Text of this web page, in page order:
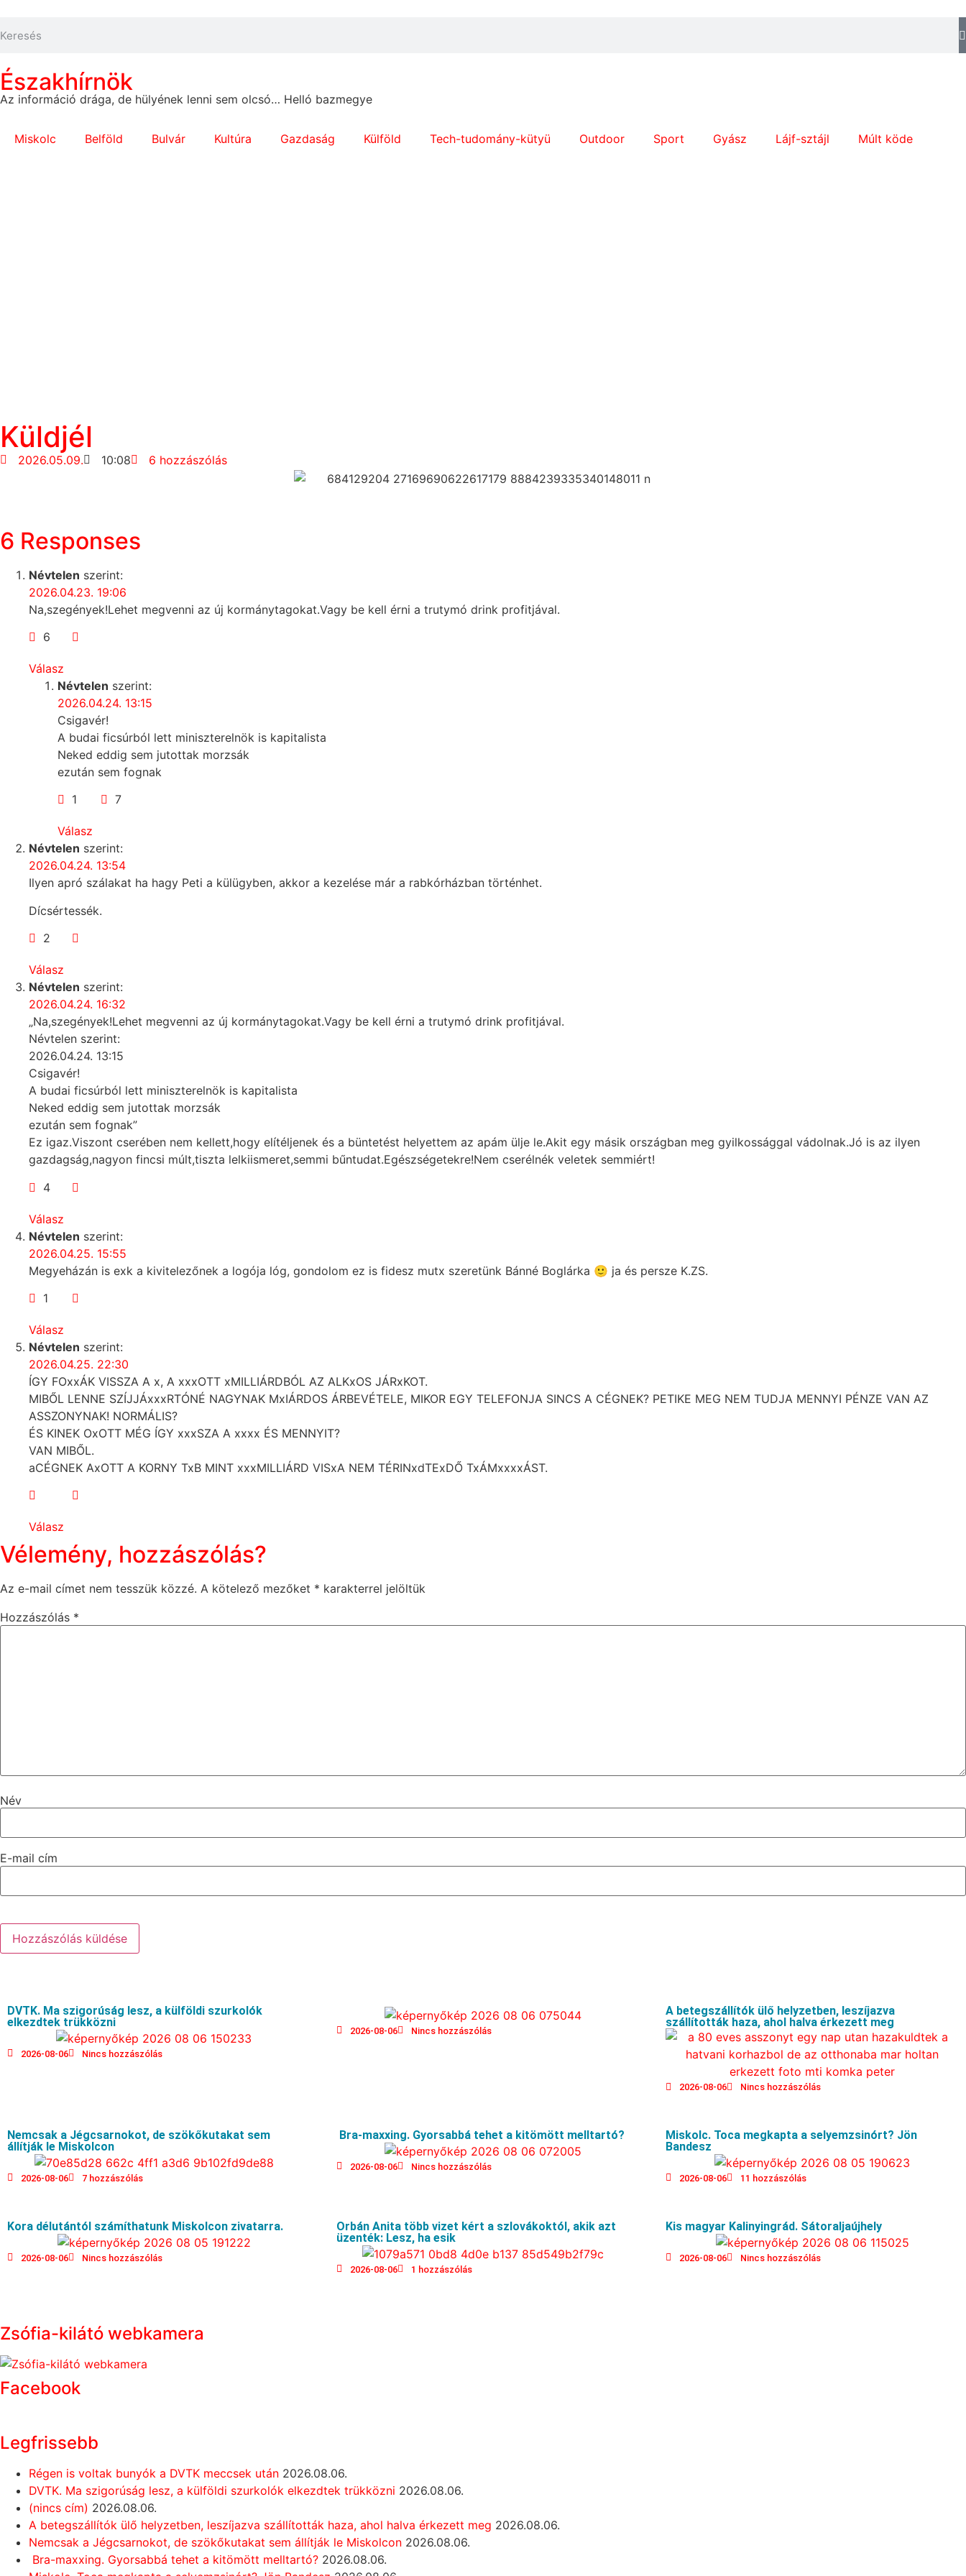
Északhírnök
Az információ drága, de hülyének lenni sem olcsó… Helló bazmegye
Miskolc Belföld Bulvár Kultúra Gazdaság Külföld Tech-tudomány-kütyü Outdoor Sport Gyász Lájf-sztájl Múlt köde
Küldjél
2026.05.09. 10:08 6 hozzászólás
6 Responses
Névtelen szerint:
2026.04.23. 19:06
Na,szegények!Lehet megvenni az új kormánytagokat.Vagy be kell érni a trutymó drink profitjával.
6
Válasz
Névtelen szerint:
2026.04.24. 13:15
Csigavér!
A budai ficsúrból lett miniszterelnök is kapitalista
Neked eddig sem jutottak morzsák
ezután sem fognak
1
7
Válasz
Névtelen szerint:
2026.04.24. 13:54
Ilyen apró szálakat ha hagy Peti a külügyben, akkor a kezelése már a rabkórházban történhet.
Dícsértessék.
2
Válasz
Névtelen szerint:
2026.04.24. 16:32
„Na,szegények!Lehet megvenni az új kormánytagokat.Vagy be kell érni a trutymó drink profitjával.
Névtelen szerint:
2026.04.24. 13:15
Csigavér!
A budai ficsúrból lett miniszterelnök is kapitalista
Neked eddig sem jutottak morzsák
ezután sem fognak”
Ez igaz.Viszont cserében nem kellett,hogy elítéljenek és a büntetést helyettem az apám ülje le.Akit egy másik országban meg gyilkossággal vádolnak.Jó is az ilyen
gazdagság,nagyon fincsi múlt,tiszta lelkiismeret,semmi bűntudat.Egészségetekre!Nem cserélnék veletek semmiért!
4
Válasz
Névtelen szerint:
2026.04.25. 15:55
Megyeházán is exk a kivitelezőnek a logója lóg, gondolom ez is fidesz mutx szeretünk Bánné Boglárka 🙂 ja és persze K.ZS.
1
Válasz
Névtelen szerint:
2026.04.25. 22:30
ÍGY FOxxÁK VISSZA A x, A xxxOTT xMILLIÁRDBÓL AZ ALKxOS JÁRxKOT.
MIBŐL LENNE SZÍJJÁxxxRTÓNÉ NAGYNAK MxIÁRDOS ÁRBEVÉTELE, MIKOR EGY TELEFONJA SINCS A CÉGNEK? PETIKE MEG NEM TUDJA MENNYI PÉNZE VAN AZ
ASSZONYNAK! NORMÁLIS?
ÉS KINEK OxOTT MÉG ÍGY xxxSZA A xxxx ÉS MENNYIT?
VAN MIBŐL.
aCÉGNEK AxOTT A KORNY TxB MINT xxxMILLIÁRD VISxA NEM TÉRINxdTExDŐ TxÁMxxxxÁST.
Válasz
Vélemény, hozzászólás?
Az e-mail címet nem tesszük közzé. A kötelező mezőket * karakterrel jelöltük
Hozzászólás *
Név
E-mail cím
DVTK. Ma szigorúság lesz, a külföldi szurkolók
elkezdtek trükközni
2026-08-06 Nincs hozzászólás
2026-08-06 Nincs hozzászólás
A betegszállítók ülő helyzetben, leszíjazva
szállították haza, ahol halva érkezett meg
2026-08-06 Nincs hozzászólás
Nemcsak a Jégcsarnokot, de szökőkutakat sem
állítják le Miskolcon
2026-08-06 7 hozzászólás
Bra-maxxing. Gyorsabbá tehet a kitömött melltartó?
2026-08-06 Nincs hozzászólás
Miskolc. Toca megkapta a selyemzsinórt? Jön
Bandesz
2026-08-06 11 hozzászólás
Kora délutántól számíthatunk Miskolcon zivatarra.
2026-08-06 Nincs hozzászólás
Orbán Anita több vizet kért a szlovákoktól, akik azt
üzenték: Lesz, ha esik
2026-08-06 1 hozzászólás
Kis magyar Kalinyingrád. Sátoraljaújhely
2026-08-06 Nincs hozzászólás
Zsófia-kilátó webkamera
Facebook
Legfrissebb
Régen is voltak bunyók a DVTK meccsek után 2026.08.06.
DVTK. Ma szigorúság lesz, a külföldi szurkolók elkezdtek trükközni 2026.08.06.
(nincs cím) 2026.08.06.
A betegszállítók ülő helyzetben, leszíjazva szállították haza, ahol halva érkezett meg 2026.08.06.
Nemcsak a Jégcsarnokot, de szökőkutakat sem állítják le Miskolcon 2026.08.06.
Bra-maxxing. Gyorsabbá tehet a kitömött melltartó? 2026.08.06.